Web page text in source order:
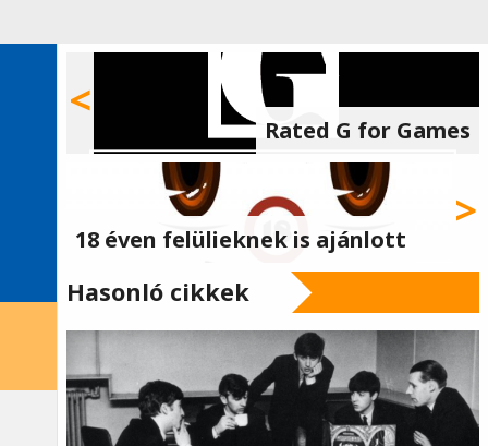
Rated G for Games
18 éven felülieknek is ajánlott
Hasonló cikkek